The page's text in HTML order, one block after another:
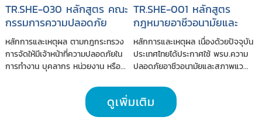
TR.SHE-030 หลักสูตร คณะ
กรรมการความปลอดภัย
อาชีวอนามัยและสภาพ
แวดล้อมในการทำงาน (คปอ.)
หลักการและเหตุผล ตามกฎกระทรวง
การจัดให้มีเจ้าหน้าที่ความปลอดภัยใน
การทำงาน บุคลากร หน่วยงาน หรือ...
TR.SHE-001 หลักสูตร
กฎหมายอาชีวอนามัยและ
ความปลอดภัย และการ
ประเมินความสอดคล้อง
กฎหมายตามระบบ ISO
หลักการและเหตุผล เนื่องด้วยปัจจุบัน
ประเทศไทยได้ประกาศใช้ พรบ.ความ
ปลอดภัยอาชีวอนามัยและสภาพแว...
ดูเพิ่มเติม